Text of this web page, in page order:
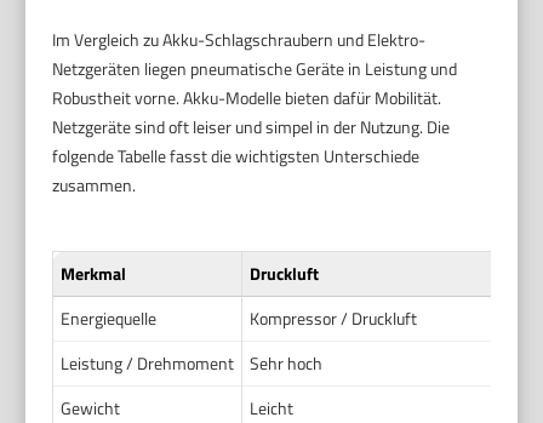
Im Vergleich zu Akku-Schlagschraubern und Elektro-
Netzgeräten liegen pneumatische Geräte in Leistung und
Robustheit vorne. Akku-Modelle bieten dafür Mobilität.
Netzgeräte sind oft leiser und simpel in der Nutzung. Die
folgende Tabelle fasst die wichtigsten Unterschiede
zusammen.
Merkmal
Druckluft
Energiequelle
Kompressor / Druckluft
Leistung / Drehmoment
Sehr hoch
Gewicht
Leicht